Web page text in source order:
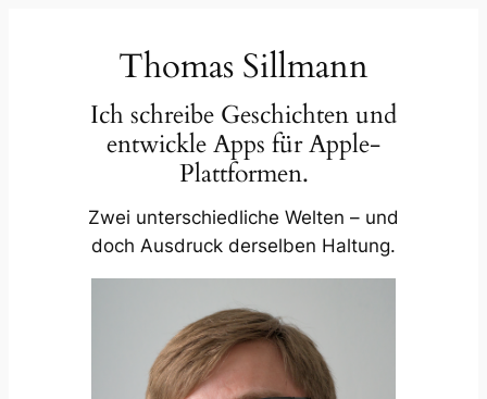
Thomas Sillmann
Ich schreibe Geschichten und
entwickle Apps für Apple-
Plattformen.
Zwei unterschiedliche Welten – und
doch Ausdruck derselben Haltung.